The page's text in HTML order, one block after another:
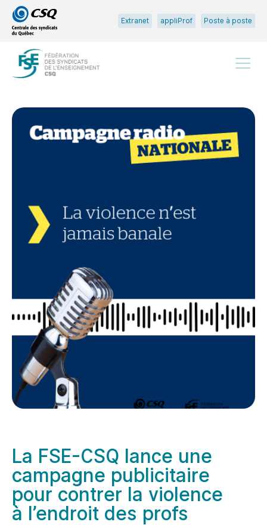
Passer
au
menu
principal
Passer
au
contenu
Extranet appliProf Poste à poste
La FSE-CSQ lance une
campagne publicitaire
pour contrer la violence
à l’endroit des profs